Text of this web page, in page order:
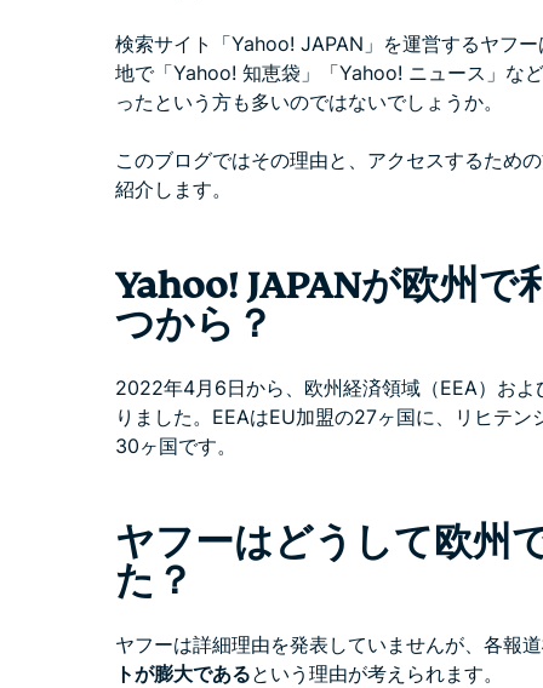
検索サイト「Yahoo! JAPAN」を運営するヤフ
地で「Yahoo! 知恵袋」「Yahoo! ニュース」な
ったという方も多いのではないでしょうか。
このブログではその理由と、アクセスするため
紹介します。
Yahoo! JAPANが欧州
つから？
2022年4月6日から、欧州経済領域（EEA）お
りました。EEAはEU加盟の27ヶ国に、リヒテ
30ヶ国です。
ヤフーはどうして欧州
た？
ヤフーは詳細理由を発表していませんが、各報
トが膨大であるという理由が考えられます。